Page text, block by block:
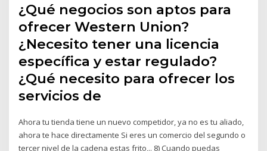
¿Qué negocios son aptos para
ofrecer Western Union?
¿Necesito tener una licencia
específica y estar regulado?
¿Qué necesito para ofrecer los
servicios de
Ahora tu tienda tiene un nuevo competidor, ya no es tu aliado,
ahora te hace directamente Si eres un comercio del segundo o
tercer nivel de la cadena estas frito,.. 8) Cuando puedas